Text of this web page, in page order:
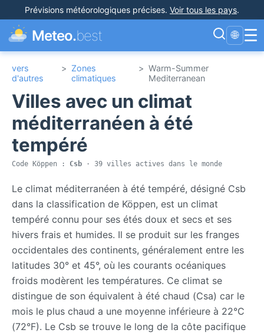
Prévisions météorologiques précises. Voir tous les pays.
Meteo.best 🌐 ☰
vers
d'autres
> Zones
climatiques
> Warm-Summer
Mediterranean
Villes avec un climat
méditerranéen à été
tempéré
Code Köppen : Csb · 39 villes actives dans le monde
Le climat méditerranéen à été tempéré, désigné Csb
dans la classification de Köppen, est un climat
tempéré connu pour ses étés doux et secs et ses
hivers frais et humides. Il se produit sur les franges
occidentales des continents, généralement entre les
latitudes 30° et 45°, où les courants océaniques
froids modèrent les températures. Ce climat se
distingue de son équivalent à été chaud (Csa) car le
mois le plus chaud a une moyenne inférieure à 22°C
(72°F). Le Csb se trouve le long de la côte pacifique